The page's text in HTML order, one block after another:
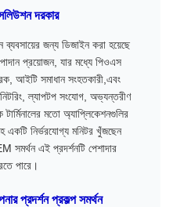
দরকার
ব্যবসায়ের জন্য ডিজাইন করা হয়েছে
প্রয়োজন, যার মধ্যে পিওএস
আইটি সমাধান সংহতকারী,এবং
ল্যাপটপ সংযোগ, অভ্যন্তরীণ
মতো অ্যাপ্লিকেশনগুলির
নির্ভরযোগ্য মনিটর খুঁজছেন
সমর্থন এই প্রদর্শনটি পেশাদার
পারে।
প্রদর্শন প্রকল্প সমর্থন